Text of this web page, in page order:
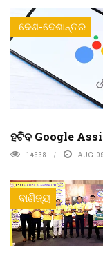
ଦେଶ-ଦେଶାନ୍ତର
ହଟିବ Google
14538 AUG
ବାଣିଜ୍ୟ